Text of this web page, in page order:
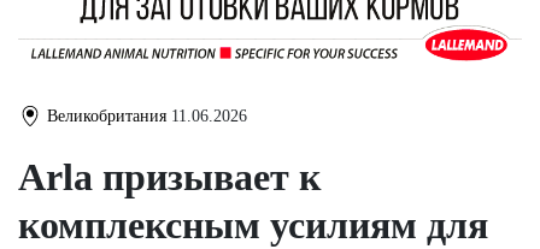
Великобритания 11.06.2026
Arla призывает к
комплексным усилиям для